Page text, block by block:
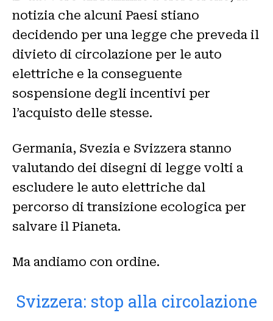
notizia che alcuni Paesi stiano
decidendo per una legge che preveda il
divieto di circolazione per le auto
elettriche e la conseguente
sospensione degli incentivi per
l’acquisto delle stesse.
Germania, Svezia e Svizzera stanno
valutando dei disegni di legge volti a
escludere le auto elettriche dal
percorso di transizione ecologica per
salvare il Pianeta.
Ma andiamo con ordine.
Svizzera: stop alla circolazione